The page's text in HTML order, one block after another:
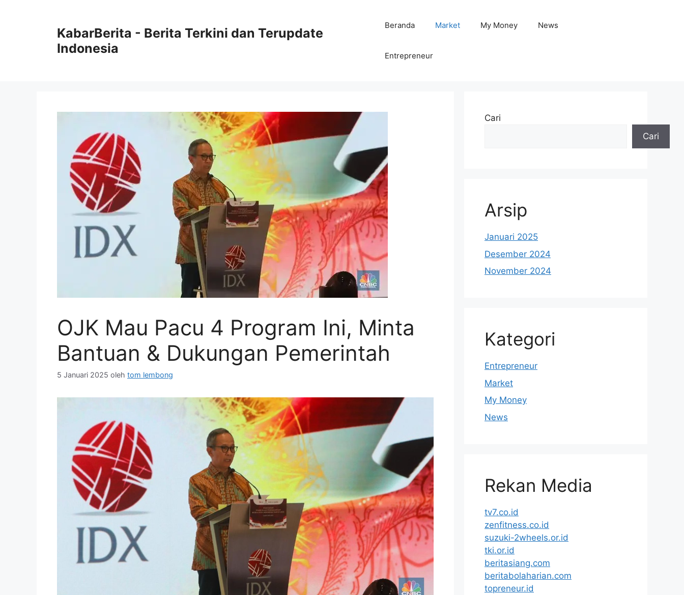
KabarBerita - Berita Terkini dan Terupdate
Indonesia
Beranda Market My Money News
Entrepreneur
OJK Mau Pacu 4 Program Ini, Minta
Bantuan & Dukungan Pemerintah
5 Januari 2025 oleh tom lembong
Cari
Cari
Arsip
Januari 2025
Desember 2024
November 2024
Kategori
Entrepreneur
Market
My Money
News
Rekan Media
tv7.co.id
zenfitness.co.id
suzuki-2wheels.or.id
tki.or.id
beritasiang.com
beritabolaharian.com
topreneur.id